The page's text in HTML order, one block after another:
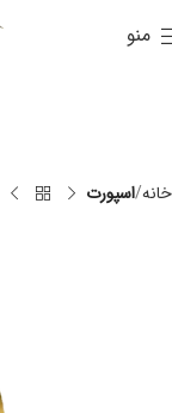
منو
خانه اسپورت